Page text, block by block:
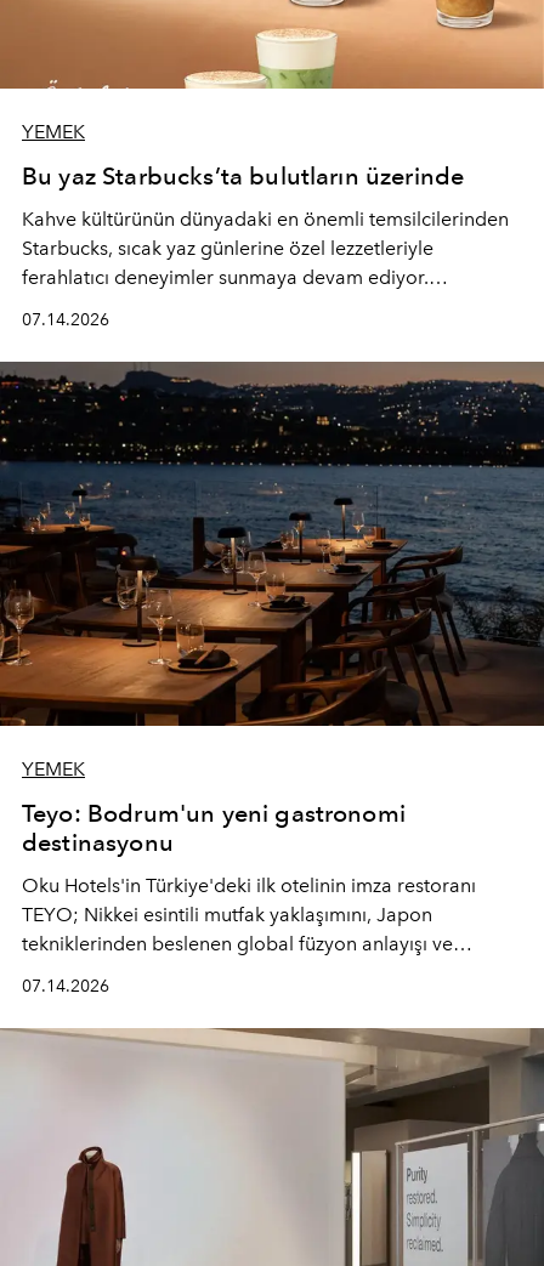
YEMEK
Bu yaz Starbucks’ta bulutların üzerinde
Kahve kültürünün dünyadaki en önemli temsilcilerinden
Starbucks, sıcak yaz günlerine özel lezzetleriyle
ferahlatıcı deneyimler sunmaya devam ediyor.
yepyeni Cloud Frappuccino® Blended Beverage çeşitleri
ve yiyecek alternatifleri yazın keyfine lezzet katıyor.
07.14.2026
YEMEK
Teyo: Bodrum'un yeni gastronomi
destinasyonu
Oku Hotels'in Türkiye'deki ilk otelinin imza restoranı
TEYO; Nikkei esintili mutfak yaklaşımını, Japon
tekniklerinden beslenen global füzyon anlayışı ve
07.14.2026